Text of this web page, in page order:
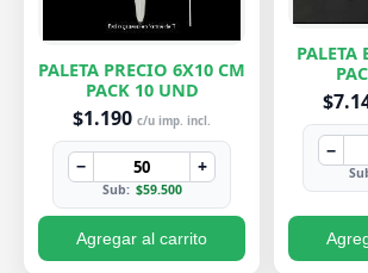
PALETA PRECIO 6X10 CM
PACK 10 UND
$1.190 c/u imp. incl.
− +
Sub: $59.500
Agregar al carrito
PALETA
−